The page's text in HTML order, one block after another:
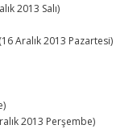
2013 Salı)
(16 Aralık 2013 Pazartesi)
2013 Perşembe)